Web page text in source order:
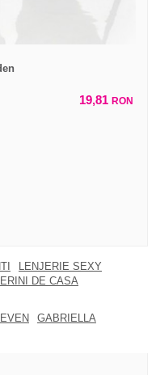
19,81 RON
LENJERIE SEXY
DE CASA
GABRIELLA